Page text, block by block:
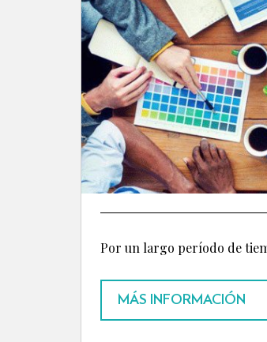
Por un largo período de
MÁS INFORMACIÓN